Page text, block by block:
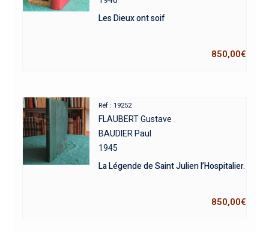
Les Dieux ont soif
850,00€
Réf : 19252
FLAUBERT Gustave
BAUDIER Paul
1945
La Légende de Saint Julien l’Hospitalier.
850,00€